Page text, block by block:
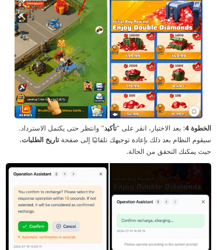
الخطوة 4 : بعد الاختيار، انقر على "تأكيد" وانتظر حتى يكتمل الاسترداد.
سيقوم النظام بعد ذلك بإعادة توجيهك تلقائيًا إلى صفحة تاريخ الطلبات،
حيث يمكنك التحقق من الحالة.